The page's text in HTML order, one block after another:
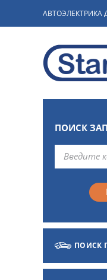
АВТОЭЛЕКТРИКА
ПОИСК
ПОИСК